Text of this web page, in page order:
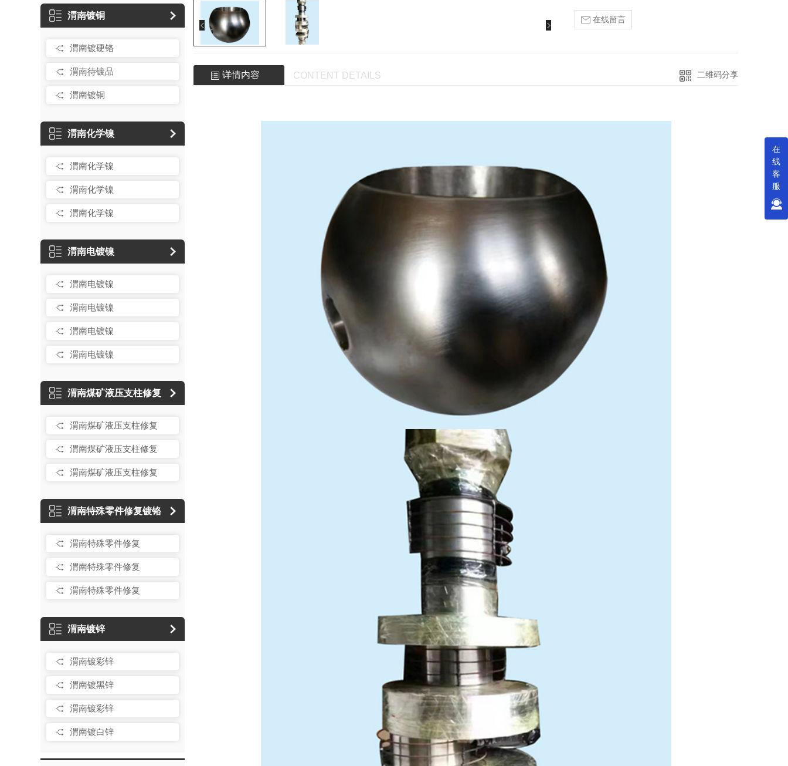
渭南镀铜
渭南镀硬铬
渭南待镀品
渭南镀铜
渭南化学镍
渭南化学镍
渭南化学镍
渭南化学镍
渭南电镀镍
渭南电镀镍
渭南电镀镍
渭南电镀镍
渭南电镀镍
渭南煤矿液压支柱修复
渭南煤矿液压支柱修复
渭南煤矿液压支柱修复
渭南煤矿液压支柱修复
渭南特殊零件修复镀铬
渭南特殊零件修复
渭南特殊零件修复
渭南特殊零件修复
渭南镀锌
渭南镀彩锌
渭南镀黑锌
渭南镀彩锌
渭南镀白锌
在线留言
详情内容 CONTENT DETAILS 二维码分享
在
线
客
服